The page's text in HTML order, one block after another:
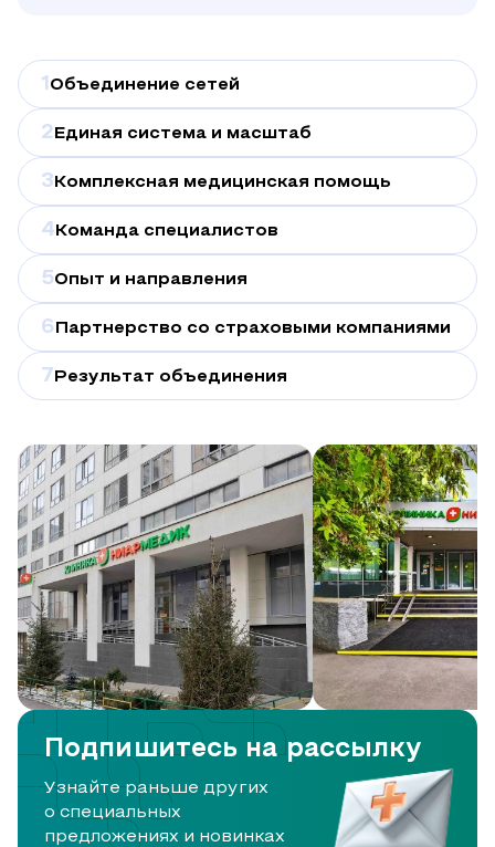
патологии,
и
разрабатывать
стратегии
для
профилактики
рецидивов,
укрепления
дыхательной
функции
и
повышения
сопротивляемости
организма
негативным
факторам
среды.
Для
записи
на
прием
позвоните
заявку
1 Объединение сетей
2 Единая система и масштаб
3 Комплексная медицинская помощь
4 Команда специалистов
5Опыт и направления
6 Партнерство со страховыми компаниями
7 Результат объединения
Подпишитесь на рассылку
Узнайте раньше других
о специальных
предложениях и новинках